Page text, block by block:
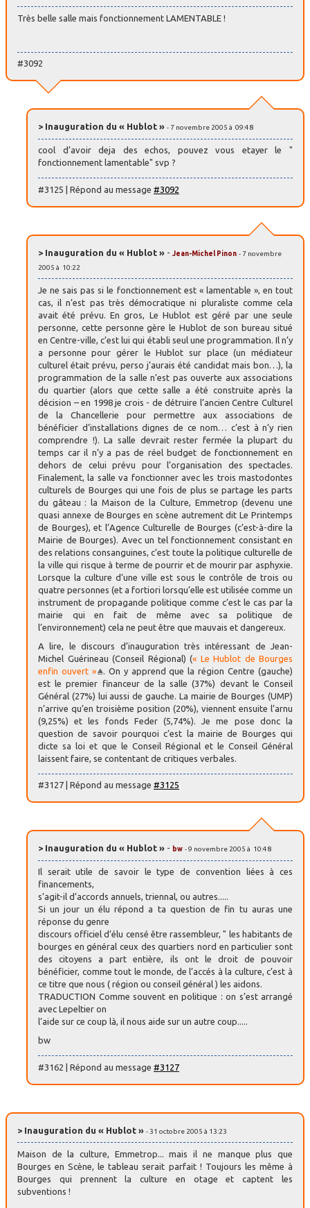
Très belle salle mais fonctionnement LAMENTABLE !
#3092
> Inauguration du « Hublot » - 7 novembre 2005 à 09:48
cool d’avoir deja des echos, pouvez vous etayer le "
fonctionnement lamentable" svp ?
#3125 | Répond au message #3092
> Inauguration du « Hublot » - Jean-Michel Pinon - 7 novembre
2005 à 10:22
Je ne sais pas si le fonctionnement est « lamentable », en tout
cas, il n’est pas très démocratique ni pluraliste comme cela
avait été prévu. En gros, Le Hublot est géré par une seule
personne, cette personne gère le Hublot de son bureau situé
en Centre-ville, c’est lui qui établi seul une programmation. Il n’y
a personne pour gérer le Hublot sur place (un médiateur
culturel était prévu, perso j’aurais été candidat mais bon…), la
programmation de la salle n’est pas ouverte aux associations
du quartier (alors que cette salle a été construite après la
décision – en 1998 je crois - de détruire l’ancien Centre Culturel
de la Chancellerie pour permettre aux associations de
bénéficier d’installations dignes de ce nom… c’est à n’y rien
comprendre !). La salle devrait rester fermée la plupart du
temps car il n’y a pas de réel budget de fonctionnement en
dehors de celui prévu pour l’organisation des spectacles.
Finalement, la salle va fonctionner avec les trois mastodontes
culturels de Bourges qui une fois de plus se partage les parts
du gâteau : la Maison de la Culture, Emmetrop (devenu une
quasi annexe de Bourges en scène autrement dit Le Printemps
de Bourges), et l’Agence Culturelle de Bourges (c’est-à-dire la
Mairie de Bourges). Avec un tel fonctionnement consistant en
des relations consanguines, c’est toute la politique culturelle de
la ville qui risque à terme de pourrir et de mourir par asphyxie.
Lorsque la culture d’une ville est sous le contrôle de trois ou
quatre personnes (et a fortiori lorsqu’elle est utilisée comme un
instrument de propagande politique comme c’est le cas par la
mairie qui en fait de même avec sa politique de
l’environnement) cela ne peut être que mauvais et dangereux.
A lire, le discours d’inauguration très intéressant de Jean-
Michel Guérineau (Conseil Régional) (« Le Hublot de Bourges
enfin ouvert »
. On y apprend que la région Centre (gauche)
est le premier financeur de la salle (37%) devant le Conseil
Général (27%) lui aussi de gauche. La mairie de Bourges (UMP)
n’arrive qu’en troisième position (20%), viennent ensuite l’arnu
(9,25%) et les fonds Feder (5,74%). Je me pose donc la
question de savoir pourquoi c’est la mairie de Bourges qui
dicte sa loi et que le Conseil Régional et le Conseil Général
laissent faire, se contentant de critiques verbales.
#3127 | Répond au message #3125
> Inauguration du « Hublot » - bw - 9 novembre 2005 à 10:48
Il serait utile de savoir le type de convention liées à ces
financements,
s’agit-il d’accords annuels, triennal, ou autres.....
Si un jour un élu répond a ta question de fin tu auras une
réponse du genre
discours officiel d’élu censé être rassembleur, " les habitants de
bourges en général ceux des quartiers nord en particulier sont
des citoyens a part entière, ils ont le droit de pouvoir
bénéficier, comme tout le monde, de l’accés à la culture, c’est à
ce titre que nous ( région ou conseil général ) les aidons.
TRADUCTION Comme souvent en politique : on s’est arrangé
avec Lepeltier on
l’aide sur ce coup là, il nous aide sur un autre coup.....
bw
#3162 | Répond au message #3127
> Inauguration du « Hublot » - 31 octobre 2005 à 13:23
Maison de la culture, Emmetrop... mais il ne manque plus que
Bourges en Scène, le tableau serait parfait ! Toujours les même à
Bourges qui prennent la culture en otage et captent les
subventions !